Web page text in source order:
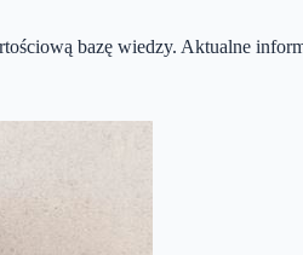
bazę wiedzy. Aktualne